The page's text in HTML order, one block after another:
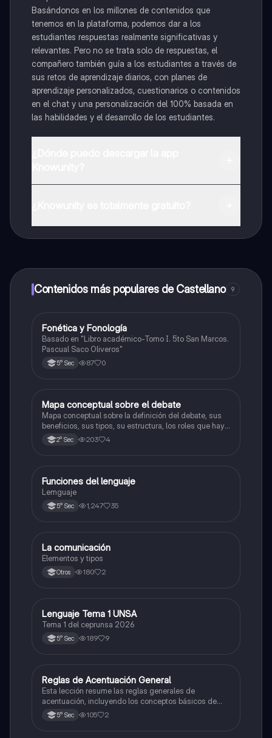
Basándonos en los millones de contenidos que
tenemos en la plataforma, podemos dar a los
estudiantes respuestas realmente significativas y
relevantes. Pero no se trata solo de respuestas, el
compañero también guía a los estudiantes a través de
sus retos de aprendizaje diarios, con planes de
aprendizaje personalizados, cuestionarios o contenidos
en el chat y una personalización del 100% basada en
las habilidades y el desarrollo de los estudiantes.
a determinadas funciones.
Contenidos más populares de Castellano 9
Castellano
Fonética y Fonología
Basado en "Libro académico-Tomo I. 5to San Marcos.
Pascual Saco Oliveros"
5° Sec 87 0
Castellano
Mapa conceptual sobre el debate
Mapa conceptual sobre la definición del debate, sus
beneficios, sus tipos, su estructura, los roles que hay,
y consejos.
2° Sec 203 4
Castellano
Funciones del lenguaje
Lemguaje
5° Sec 1,247 35
Castellano
La comunicación
Elementos y tipos
Otros 180 2
Castellano
Lenguaje Tema 1 UNSA
Tema 1 del ceprunsa 2026
5° Sec 189 9
Castellano
Reglas de Acentuación General
Esta lección resume las reglas generales de
acentuación, incluyendo los conceptos básicos de
acento y tilde, y cómo acentuar palabras agudas y
graves.
5° Sec 105 2